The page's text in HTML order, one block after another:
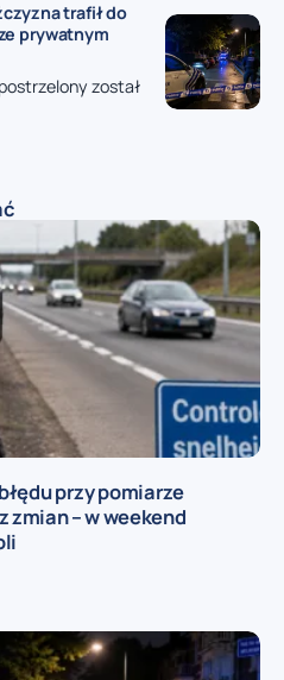
trafił do
prywatnym
został
przy pomiarze
zmian – w weekend